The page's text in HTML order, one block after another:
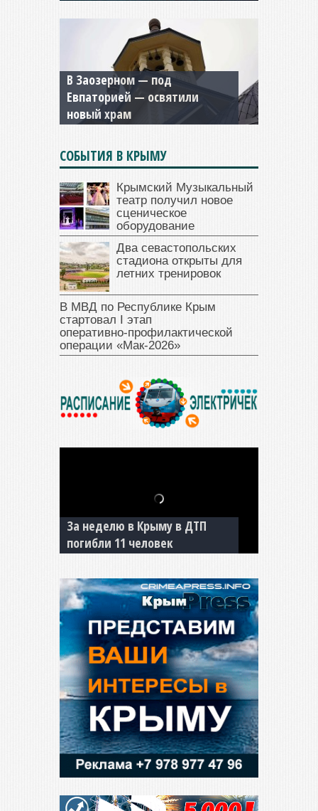
В Заозерном — под
Евпаторией — освятили
новый храм
Мужской монастырь Косьмы
и Дамиана в Крыму вновь
открыт для посещения
СОБЫТИЯ В КРЫМУ
Крымский Музыкальный
театр получил новое
сценическое
оборудование
Два севастопольских
стадиона открыты для
летних тренировок
В МВД по Республике Крым
стартовал I этап
оперативно‑профилактической
операции «Мак‑2026»
За неделю в Крыму в ДТП
погибли 11 человек
В Джанкое водитель ВАЗа
сбил двух детей на «зебре»